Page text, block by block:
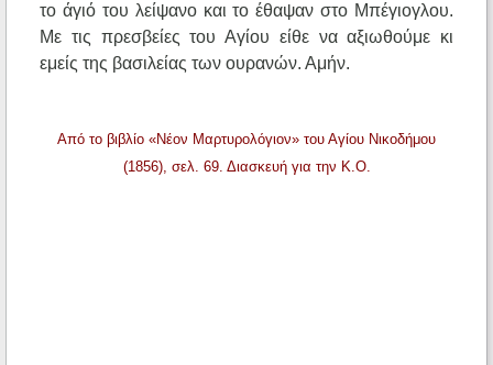
το άγιό του λείψανο και το έθαψαν στο Μπέγιογλου.
Με τις πρεσβείες του Αγίου είθε να αξιωθούμε κι
εμείς της βασιλείας των ουρανών. Αμήν.
Από το βιβλίο «Νέον Μαρτυρολόγιον» του Αγίου Νικοδήμου
(1856), σελ. 69. Διασκευή για την Κ.Ο.